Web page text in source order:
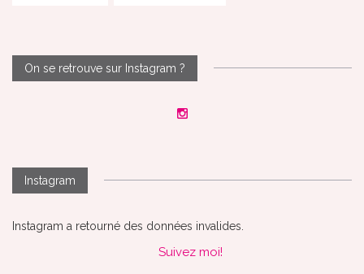
On se retrouve sur Instagram ?
Instagram
Instagram a retourné des données invalides.
Suivez moi!